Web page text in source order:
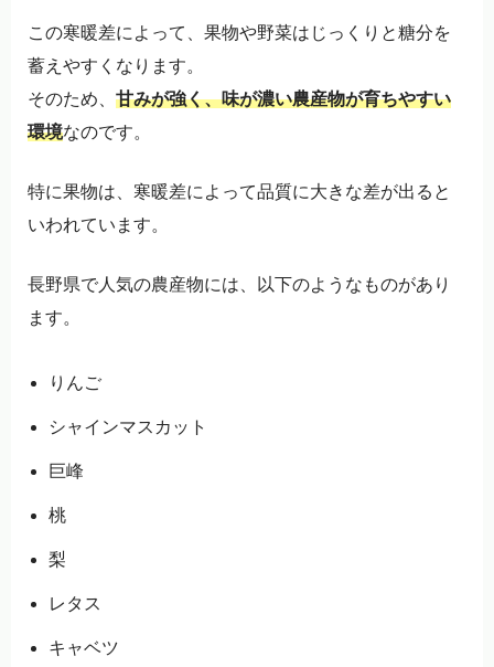
この寒暖差によって、果物や野菜はじっくりと糖分を
蓄えやすくなります。
そのため、 甘みが強く、味が濃い農産物が育ちやすい
環境なのです。
特に果物は、寒暖差によって品質に大きな差が出ると
いわれています。
長野県で人気の農産物には、以下のようなものがあり
ます。
りんご
シャインマスカット
巨峰
桃
梨
レタス
キャベツ